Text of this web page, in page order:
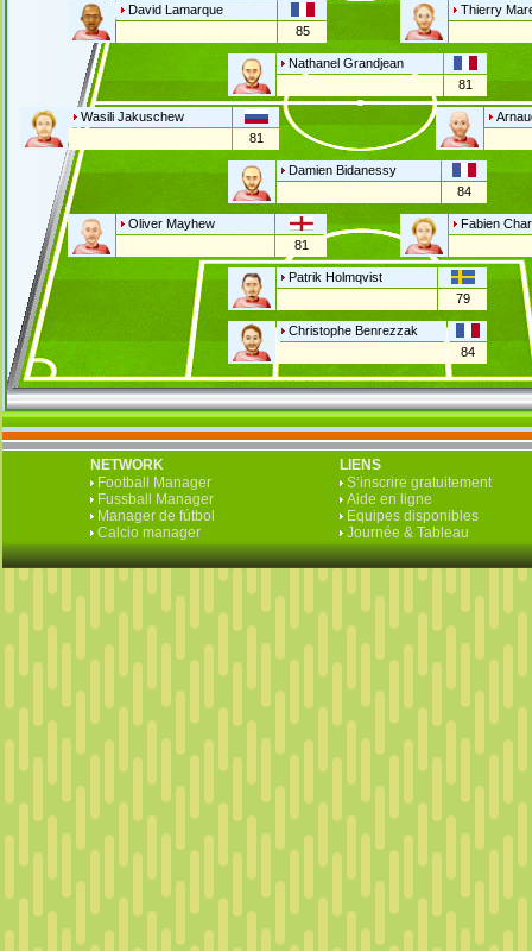
Wasili Jakuschew
81
Thierry
Fabien
Oliver Mayhew
81
Christophe Benrezzak
84
Damien Bidanessy
84
David Lamarque
85
Nathanel Grandjean
81
Patrik Holmqvist
79
NETWORK
Football Manager
Fussball Manager
Manager de fútbol
Calcio manager
LIENS
S‘inscrire gratuitement
Aide en ligne
Equipes disponibles
Journée & Tableau